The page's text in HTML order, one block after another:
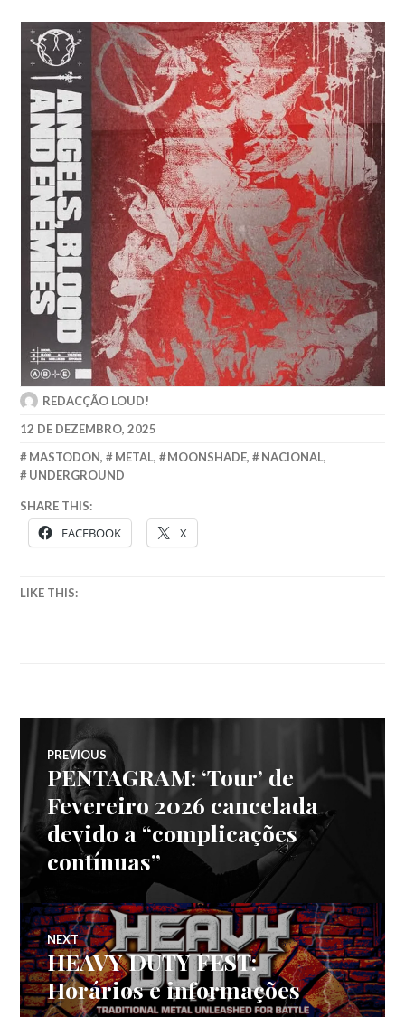
REDACÇÃO LOUD!
12 DE DEZEMBRO, 2025
MASTODON, METAL, MOONSHADE, NACIONAL,
UNDERGROUND
SHARE THIS:
FACEBOOK X
LIKE THIS:
Navegação
de
artigos
PREVIOUS
Previous
post:
PENTAGRAM: ‘Tour’ de
Fevereiro 2026 cancelada
devido a “complicações
contínuas”
NEXT
Next
post:
HEAVY DUTY FEST:
Horários e informações